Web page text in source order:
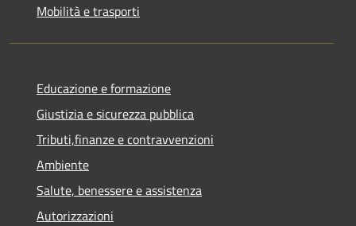
Mobilità e trasporti
Educazione e formazione
Giustizia e sicurezza pubblica
Tributi,finanze e contravvenzioni
Ambiente
Salute, benessere e assistenza
Autorizzazioni